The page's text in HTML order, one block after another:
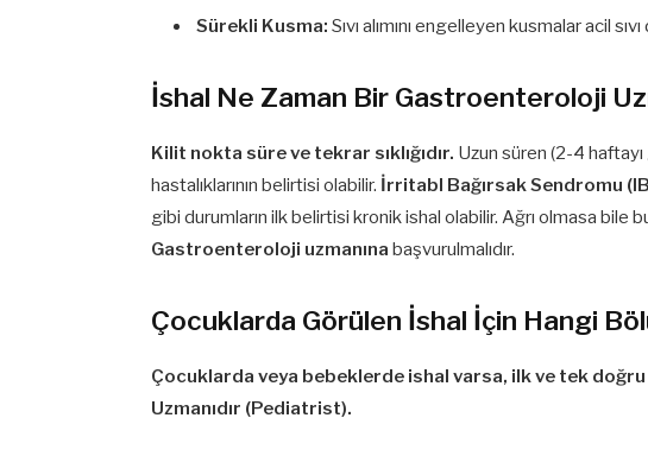
Sürekli Kusma: Sıvı alımını engelleyen kusmalar acil
İshal Ne Zaman Bir Gastroenteroloji
Kilit nokta süre ve tekrar sıklığıdır. Uzun süren (2-4
hastalıklarının belirtisi olabilir. İrritabl Bağırsak Sendromu
gibi durumların ilk belirtisi kronik ishal olabilir. Ağrı olmasa bile
Gastroenteroloji uzmanına başvurulmalıdır.
Çocuklarda Görülen İshal İçin Hangi
Çocuklarda veya bebeklerde ishal varsa, ilk ve tek doğru
Uzmanıdır (Pediatrist).